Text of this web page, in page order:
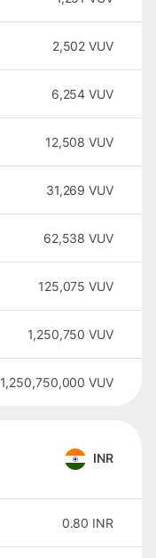
2,502 VUV
6,254 VUV
12,508 VUV
31,269 VUV
62,538 VUV
125,075 VUV
1,250,750 VUV
1,250,750,000 VUV
INR
0.80 INR